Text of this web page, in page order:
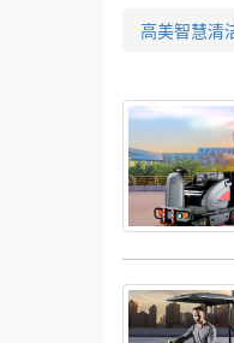
高美智慧清